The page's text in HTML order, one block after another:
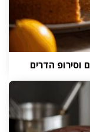
הדרים